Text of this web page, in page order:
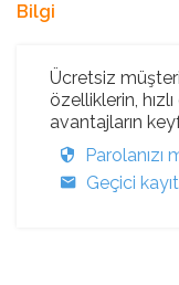
Bilgi
Ücretsiz
özelliklerin,
avantajların
Parolanızı
Geçici